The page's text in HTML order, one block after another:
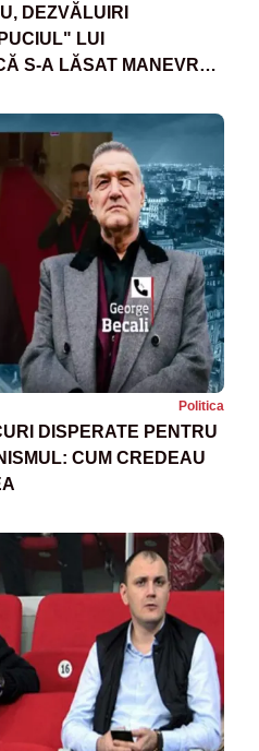
DEZVĂLUIRI
LUI
S-A LĂSAT MANEVRAT
Politica
DISPERATE PENTRU
CUM CREDEAU